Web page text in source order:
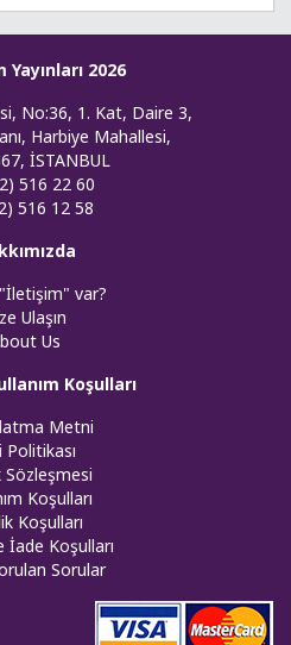
2026
No:36, 1. Kat, Daire 3,
Harbiye Mahallesi,
İSTANBUL
516 22 60
516 12 58
var?
Ulaşın
Us
Koşulları
Metni
Politikası
Sözleşmesi
Koşulları
Koşulları
İade Koşulları
Sorular